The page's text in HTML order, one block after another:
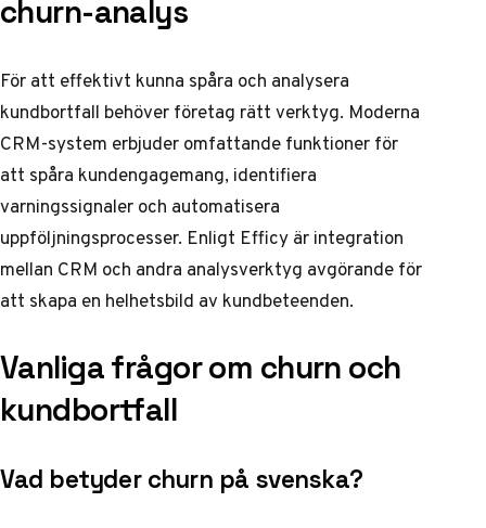
churn-analys
För att effektivt kunna spåra och analysera
kundbortfall behöver företag rätt verktyg. Moderna
CRM-system erbjuder omfattande funktioner för
att spåra kundengagemang, identifiera
varningssignaler och automatisera
uppföljningsprocesser. Enligt Efficyär integration
mellan CRM och andra analysverktyg avgörande för
att skapa en helhetsbild av kundbeteenden.
Vanliga frågor om churn och
kundbortfall
Vad betyder churn på svenska?